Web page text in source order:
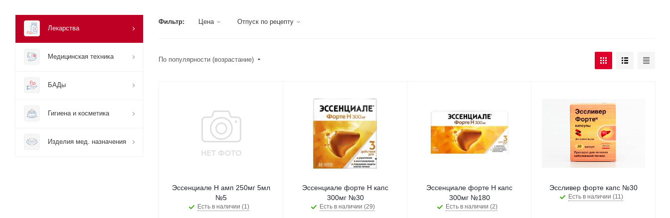
Фильтр: Цена Отпуск по рецепту
По популярности (возрастание)
Эссенциале Н амп 250мг 5мл
№5
Есть в наличии (1)
Эссенциале форте Н капс
300мг №30
Есть в наличии (29)
Эссенциале форте Н капс
300мг №180
Есть в наличии (2)
Эссливер форте капс №30
Есть в наличии (11)
Лекарства
Медицинская техника
БАДы
Гигиена и косметика
Изделия мед. назначения